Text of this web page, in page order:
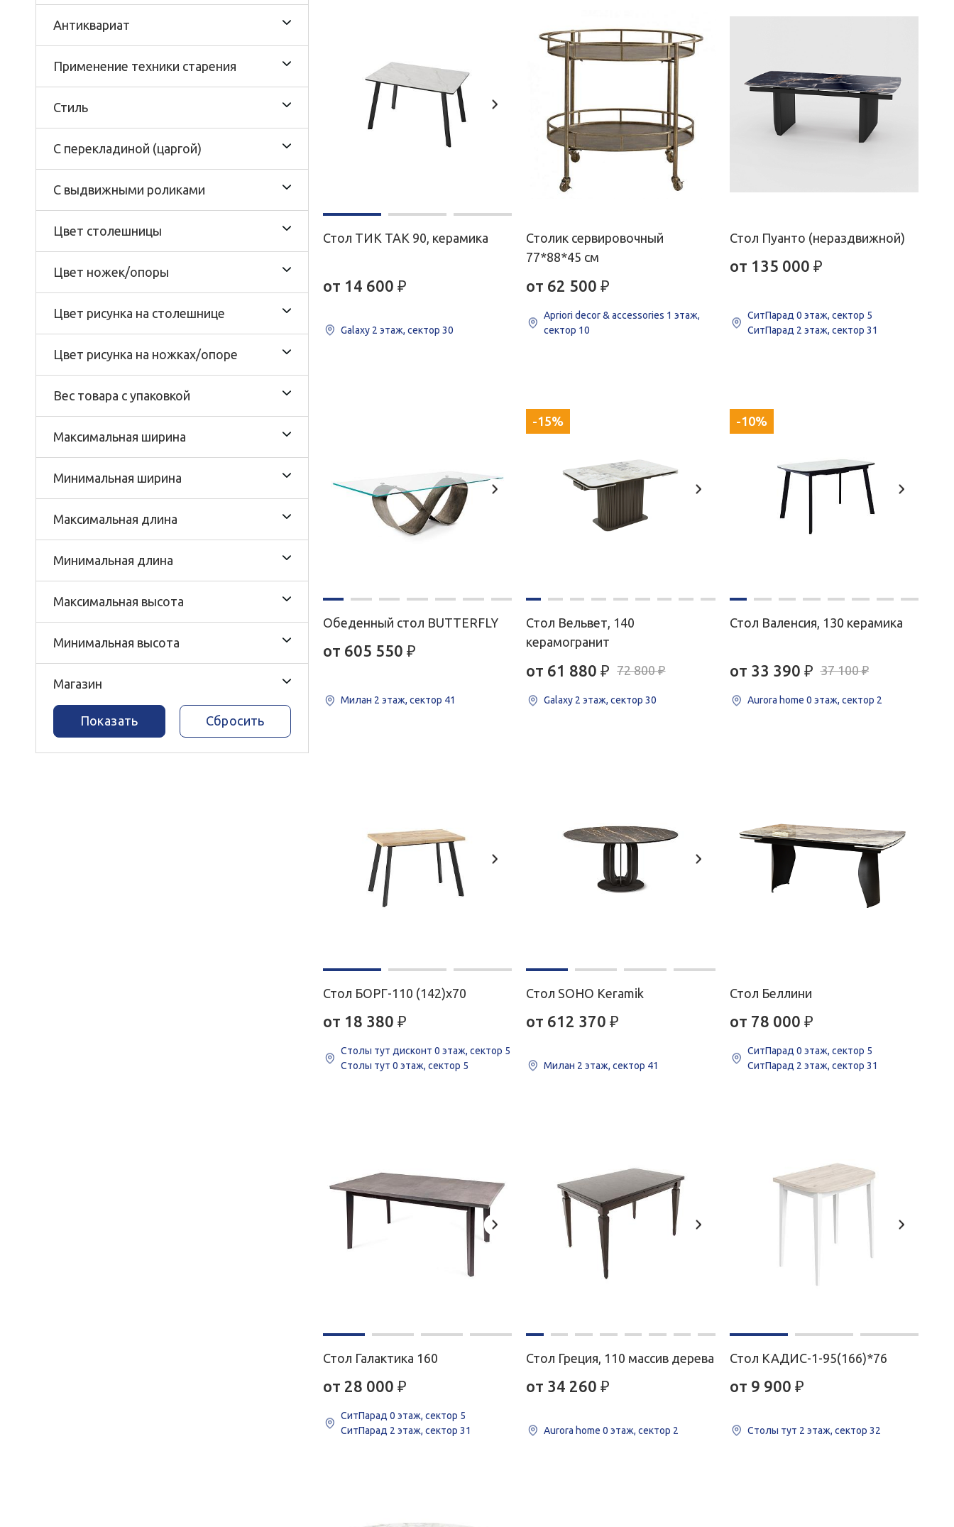
Антиквариат
Применение техники старения
Стиль
С перекладиной (царгой)
С выдвижными роликами
Цвет столешницы
Цвет ножек/опоры
Цвет рисунка на столешнице
Цвет рисунка на ножках/опоре
Вес товара с упаковкой
Максимальная ширина
Минимальная ширина
Максимальная длина
Минимальная длина
Максимальная высота
Минимальная высота
Магазин
Стол ТИК ТАК 90, керамика
от 14 600 ₽
Galaxy 2 этаж, сектор 30
Столик сервировочный
77*88*45 см
от 62 500 ₽
Apriori decor & accessories 1 этаж,
сектор 10
Стол Пуанто (нераздвижной)
от 135 000 ₽
СитПарад 0 этаж, сектор 5
СитПарад 2 этаж, сектор 31
Обеденный стол BUTTERFLY
от 605 550 ₽
Милан 2 этаж, сектор 41
-15%
Стол Вельвет, 140
керамогранит
от 61 880 ₽ 72 800 ₽
Galaxy 2 этаж, сектор 30
-10%
Стол Валенсия, 130 керамика
от 33 390 ₽ 37 100 ₽
Aurora home 0 этаж, сектор 2
Стол БОРГ-110 (142)х70
от 18 380 ₽
Столы тут дисконт 0 этаж, сектор 5
Столы тут 0 этаж, сектор 5
Стол SOHO Keramik
от 612 370 ₽
Милан 2 этаж, сектор 41
Стол Беллини
от 78 000 ₽
СитПарад 0 этаж, сектор 5
СитПарад 2 этаж, сектор 31
Стол Галактика 160
от 28 000 ₽
СитПарад 0 этаж, сектор 5
СитПарад 2 этаж, сектор 31
Стол Греция, 110 массив дерева
от 34 260 ₽
Aurora home 0 этаж, сектор 2
Стол KAДИС-1-95(166)*76
от 9 900 ₽
Столы тут 2 этаж, сектор 32